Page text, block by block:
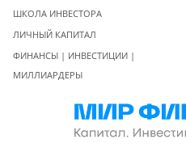
ШКОЛА ИНВЕСТОРА
ЛИЧНЫЙ КАПИТАЛ
ФИНАНСЫ | ИНВЕСТИЦИИ |
МИЛЛИАРДЕРЫ